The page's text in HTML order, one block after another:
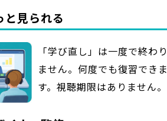
と見られる
「学び直し」は一度で終わり
ません。何度でも復習できま
す。視聴期限はありません。